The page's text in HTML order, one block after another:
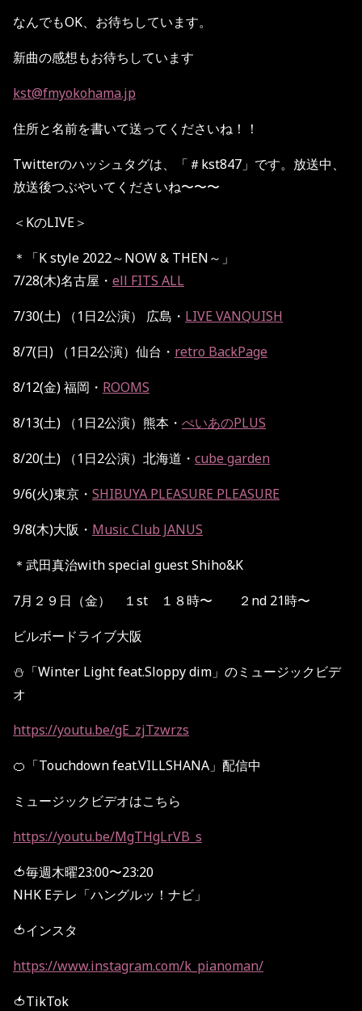
なんでもOK、お待ちしています。
新曲の感想もお待ちしています
kst@fmyokohama.jp
住所と名前を書いて送ってくださいね！！
Twitterのハッシュタグは、「＃kst847」です。放送中、
放送後つぶやいてくださいね〜〜〜
＜KのLIVE＞
＊「K style 2022～NOW & THEN～」
7/28(木)名古屋・ ell FITS ALL
7/30(土) （1日2公演） 広島・ LIVE VANQUISH
8/7(日) （1日2公演）仙台・ retro BackPage
8/12(金)福岡・ ROOMS
8/13(土) （1日2公演）熊本・ ぺいあのPLUS
8/20(土) （1日2公演）北海道・ cube garden
9/6(火)東京・ SHIBUYA PLEASURE PLEASURE
9/8(木)大阪・ Music Club JANUS
＊武田真治with special guest Shiho&K
7月２９日（金） １st １８時〜 ２nd 21時〜
ビルボードライブ大阪
⛄️「Winter Light feat.Sloppy dim」のミュージックビデ
オ
https://youtu.be/gE_zjTzwrzs
🍊「Touchdown feat.VILLSHANA」配信中
ミュージックビデオはこちら
https://youtu.be/MgTHgLrVB_s
🍅毎週木曜23:00〜23:20
NHK Eテレ「ハングルッ！ナビ」
🍅インスタ
https://www.instagram.com/k_pianoman/
🍅TikTok